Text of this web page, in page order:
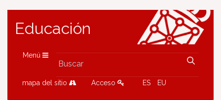
Educación
Menú
mapa del sitio Acceso ES EU